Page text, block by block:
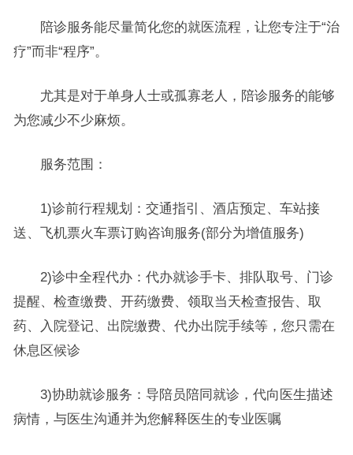
陪诊服务能尽量简化您的就医流程，让您专注于“治
疗”而非“程序”。
尤其是对于单身人士或孤寡老人，陪诊服务的能够
为您减少不少麻烦。
服务范围：
1)诊前行程规划：交通指引、酒店预定、车站接
送、飞机票火车票订购咨询服务(部分为增值服务)
2)诊中全程代办：代办就诊手卡、排队取号、门诊
提醒、检查缴费、开药缴费、领取当天检查报告、取
药、入院登记、出院缴费、代办出院手续等，您只需在
休息区候诊
3)协助就诊服务：导陪员陪同就诊，代向医生描述
病情，与医生沟通并为您解释医生的专业医嘱